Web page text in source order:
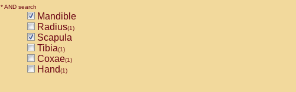
* AND search
Mandible
Radius(1)
Scapula
Tibia(1)
Coxae(1)
Hand(1)